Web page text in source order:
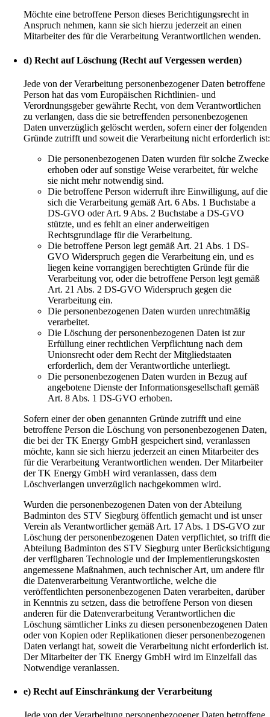
Möchte eine betroffene Person dieses Berichtigungsrecht in
Anspruch nehmen, kann sie sich hierzu jederzeit an einen
Mitarbeiter des für die Verarbeitung Verantwortlichen wenden.
d) Recht auf Löschung (Recht auf Vergessen werden)
Jede von der Verarbeitung personenbezogener Daten betroffene
Person hat das vom Europäischen Richtlinien- und
Verordnungsgeber gewährte Recht, von dem Verantwortlichen
zu verlangen, dass die sie betreffenden personenbezogenen
Daten unverzüglich gelöscht werden, sofern einer der folgenden
Gründe zutrifft und soweit die Verarbeitung nicht erforderlich ist:
Die personenbezogenen Daten wurden für solche Zwecke
erhoben oder auf sonstige Weise verarbeitet, für welche
sie nicht mehr notwendig sind.
Die betroffene Person widerruft ihre Einwilligung, auf die
sich die Verarbeitung gemäß Art. 6 Abs. 1 Buchstabe a
DS-GVO oder Art. 9 Abs. 2 Buchstabe a DS-GVO
stützte, und es fehlt an einer anderweitigen
Rechtsgrundlage für die Verarbeitung.
Die betroffene Person legt gemäß Art. 21 Abs. 1 DS-
GVO Widerspruch gegen die Verarbeitung ein, und es
liegen keine vorrangigen berechtigten Gründe für die
Verarbeitung vor, oder die betroffene Person legt gemäß
Art. 21 Abs. 2 DS-GVO Widerspruch gegen die
Verarbeitung ein.
Die personenbezogenen Daten wurden unrechtmäßig
verarbeitet.
Die Löschung der personenbezogenen Daten ist zur
Erfüllung einer rechtlichen Verpflichtung nach dem
Unionsrecht oder dem Recht der Mitgliedstaaten
erforderlich, dem der Verantwortliche unterliegt.
Die personenbezogenen Daten wurden in Bezug auf
angebotene Dienste der Informationsgesellschaft gemäß
Art. 8 Abs. 1 DS-GVO erhoben.
Sofern einer der oben genannten Gründe zutrifft und eine
betroffene Person die Löschung von personenbezogenen Daten,
die bei der TK Energy GmbH gespeichert sind, veranlassen
möchte, kann sie sich hierzu jederzeit an einen Mitarbeiter des
für die Verarbeitung Verantwortlichen wenden. Der Mitarbeiter
der TK Energy GmbH wird veranlassen, dass dem
Löschverlangen unverzüglich nachgekommen wird.
Wurden die personenbezogenen Daten von der Abteilung
Badminton des STV Siegburg öffentlich gemacht und ist unser
Verein als Verantwortlicher gemäß Art. 17 Abs. 1 DS-GVO zur
Löschung der personenbezogenen Daten verpflichtet, so trifft die
Abteilung Badminton des STV Siegburg unter Berücksichtigung
der verfügbaren Technologie und der Implementierungskosten
angemessene Maßnahmen, auch technischer Art, um andere für
die Datenverarbeitung Verantwortliche, welche die
veröffentlichten personenbezogenen Daten verarbeiten, darüber
in Kenntnis zu setzen, dass die betroffene Person von diesen
anderen für die Datenverarbeitung Verantwortlichen die
Löschung sämtlicher Links zu diesen personenbezogenen Daten
oder von Kopien oder Replikationen dieser personenbezogenen
Daten verlangt hat, soweit die Verarbeitung nicht erforderlich ist.
Der Mitarbeiter der TK Energy GmbH wird im Einzelfall das
Notwendige veranlassen.
e) Recht auf Einschränkung der Verarbeitung